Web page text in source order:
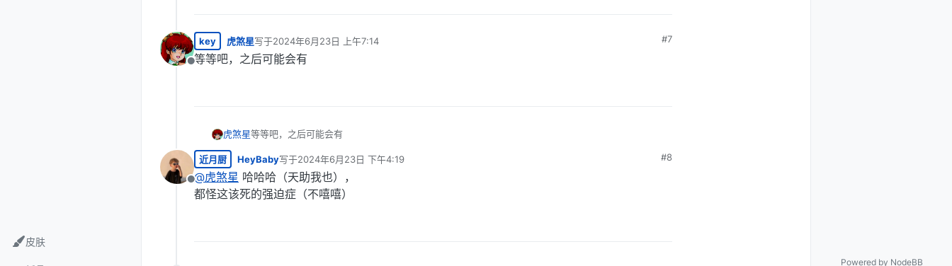
皮肤
离线
key 虎煞星写于2024年6月23日 上午7:14
最后由 编辑
#7
等等吧，之后可能会有
虎煞星等等吧，之后可能会有
离线
近月厨 HeyBaby写于2024年6月23日 下午4:19
最后由 编辑
#8
@虎煞星 哈哈哈（天助我也），
都怪这该死的强迫症（不嘻嘻）
Powered by NodeBB